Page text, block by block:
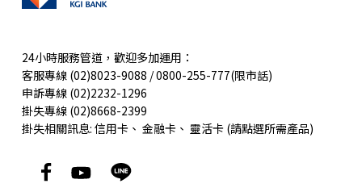
24小時服務管道，歡迎多加運用：
客服專線 (02)8023-9088 / 0800-255-777(限市話)
申訴專線 (02)2232-1296
掛失專線 (02)8668-2399
掛失相關訊息: 信用卡、 金融卡、 靈活卡(請點選所需產品)